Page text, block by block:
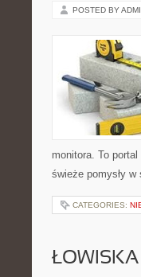
POSTED BY
monitora. To
świeże pomysły
CATEGORIES:
ŁOWISKA